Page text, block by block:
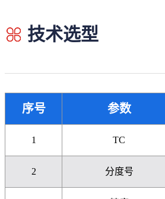
技术选型
序号 参数
1 TC
2 分度号